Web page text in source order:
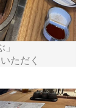
ただく